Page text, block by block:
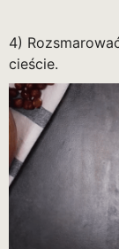
4)
cieście.